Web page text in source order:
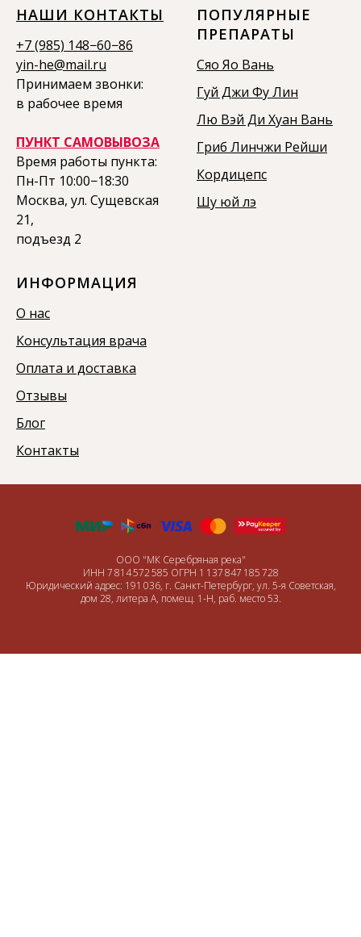
НАШИ КОНТАКТЫ
+7 (985) 148−60−86
yin-he@mail.ru
Принимаем звонки:
в рабочее время
ПУНКТ САМОВЫВОЗА
Время работы пункта:
Пн-Пт 10:00−18:30
Москва, ул. Сущевская
21,
подъезд 2
ПОПУЛЯРНЫЕ
ПРЕПАРАТЫ
Сяо Яо Вань
Гуй Джи Фу Лин
Лю Вэй Ди Хуан Вань
Гриб Линчжи Рейши
Кордицепс
Шу юй лэ
ИНФОРМАЦИЯ
О нас
Консультация врача
Оплата и доставка
Отзывы
Блог
Контакты
ООО "МК Серебряная река"
ИНН 7 814 572 585 ОГРН 1 137 847 185 728
Юридический адрес: 191 036, г. Санкт-Петербург, ул. 5-я Советская,
дом 28, литера А, помещ. 1-Н, раб. место 53.